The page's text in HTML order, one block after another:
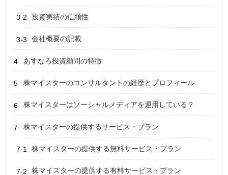
投資実績の信頼性
会社概要の記載
あすなろ投資顧問の特徴
株マイスターのコンサルタントの経歴とプロフィール
株マイスターはソーシャルメディアを運用している？
株マイスターの提供するサービス・プラン
株マイスターの提供する無料サービス・プラン
株マイスターの提供する有料サービス・プラン